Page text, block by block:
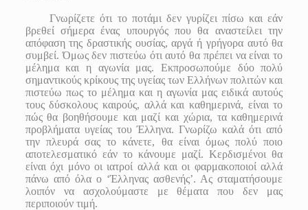
Γνωρίζετε ότι το ποτάμι δεν γυρίζει πίσω και εάν
βρεθεί σήμερα ένας υπουργός που θα αναστείλει την
απόφαση της δραστικής ουσίας, αργά ή γρήγορα αυτό θα
συμβεί. Όμως δεν πιστεύω ότι αυτό θα πρέπει να είναι το
μέλημα και η αγωνία μας. Εκπροσωπούμε δύο πολύ
σημαντικούς κρίκους της υγείας των Ελλήνων πολιτών και
πιστεύω πως το μέλημα και η αγωνία μας ειδικά αυτούς
τους δύσκολους καιρούς, αλλά και καθημερινά, είναι το
πώς θα βοηθήσουμε και μαζί και χώρια, τα καθημερινά
προβλήματα υγείας του Έλληνα. Γνωρίζω καλά ότι από
την πλευρά σας το κάνετε, θα είναι όμως πολύ ποιο
αποτελεσματικό εάν το κάνουμε μαζί. Κερδισμένοι θα
είναι όχι μόνο οι ιατροί αλλά και οι φαρμακοποιοί αλλά
πάνω από όλα ο ‘Έλληνας ασθενής’. Ας σταματήσουμε
λοιπόν να ασχολούμαστε με θέματα που δεν μας
περιποιούν τιμή.